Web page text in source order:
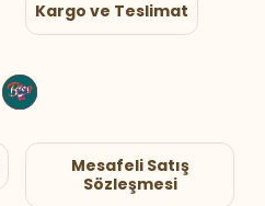
Kargo ve Teslimat
Mesafeli Satış
Sözleşmesi